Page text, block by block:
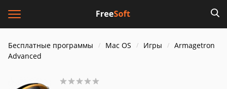
Бесплатные программы Mac OS Игры
Armagetron
Advanced